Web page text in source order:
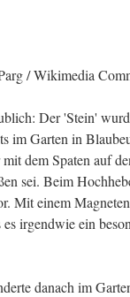
/ Wikimedia
Der 'Stein'
im Garten in
dem Spaten auf
sei. Beim
Mit einem
irgendwie ein
danach im